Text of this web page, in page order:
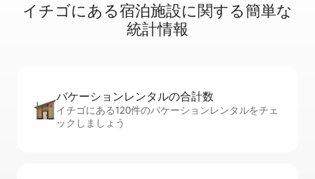
イチゴに⁠あ⁠る宿⁠泊⁠施⁠設⁠に関⁠す⁠る簡⁠単⁠な
統⁠計⁠情⁠報
バケーションレ⁠ン⁠タ⁠ル⁠の合⁠計⁠数
イチゴにある120件のバケーションレンタルをチェ
ックしましょう